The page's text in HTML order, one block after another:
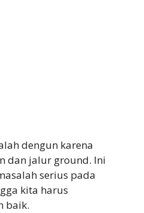
dengun karena
dan jalur ground. Ini
serius pada
kita harus
baik.